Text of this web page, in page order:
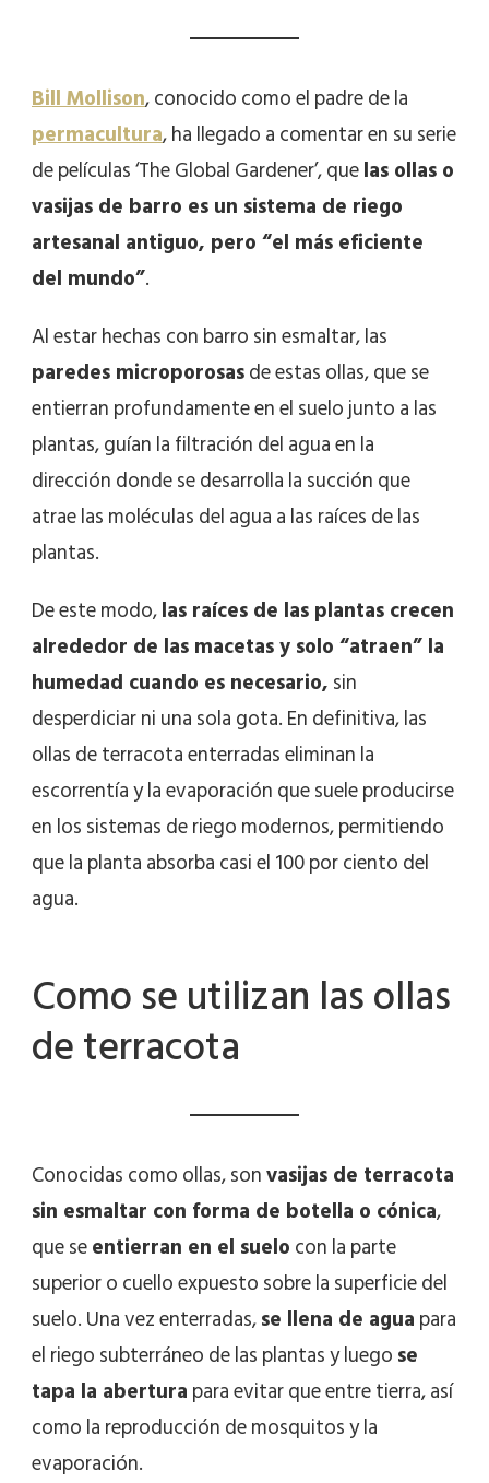
Bill Mollison, conocido como el padre de la
permacultura, ha llegado a comentar en su serie
de películas ‘The Global Gardener’, quelas ollas o
vasijas de barro es un sistema de riego
artesanal antiguo, pero “el más eficiente
del mundo”.
Al estar hechas con barro sin esmaltar, las
paredes microporosasde estas ollas, que se
entierran profundamente en el suelo junto a las
plantas, guían la filtración del agua en la
dirección donde se desarrolla la succión que
atrae las moléculas del agua a las raíces de las
plantas.
De este modo,las raíces de las plantas crecen
alrededor de las macetas y solo “atraen” la
humedad cuando es necesario,sin
desperdiciar ni una sola gota. En definitiva, las
ollas de terracota enterradas eliminan la
escorrentía y la evaporación que suele producirse
en los sistemas de riego modernos, permitiendo
que la planta absorba casi el 100 por ciento del
agua.
Como se utilizan las ollas
de terracota
Conocidas como ollas, sonvasijas de terracota
sin esmaltar con forma de botella o cónica,
que seentierran en el suelocon la parte
superior o cuello expuesto sobre la superficie del
suelo. Una vez enterradas,se llena de aguapara
el riego subterráneo de las plantas y luegose
tapa la aberturapara evitar que entre tierra, así
como la reproducción de mosquitos y la
evaporación.